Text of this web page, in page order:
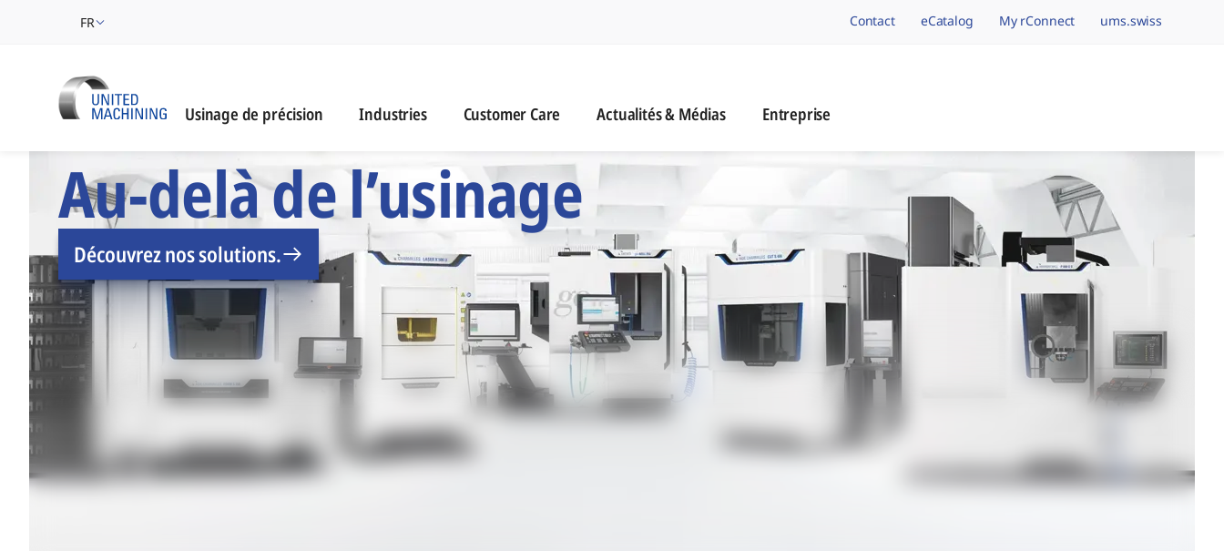
FR navigation.brand
Contact eCatalog My rConnect ums.swiss
Usinage de précision Industries Customer Care Actualités & Médias Entreprise
UNITED MACHINING - Six Marques d'Usinage de
Au-delà de l’usinage
Découvrez nos solutions.